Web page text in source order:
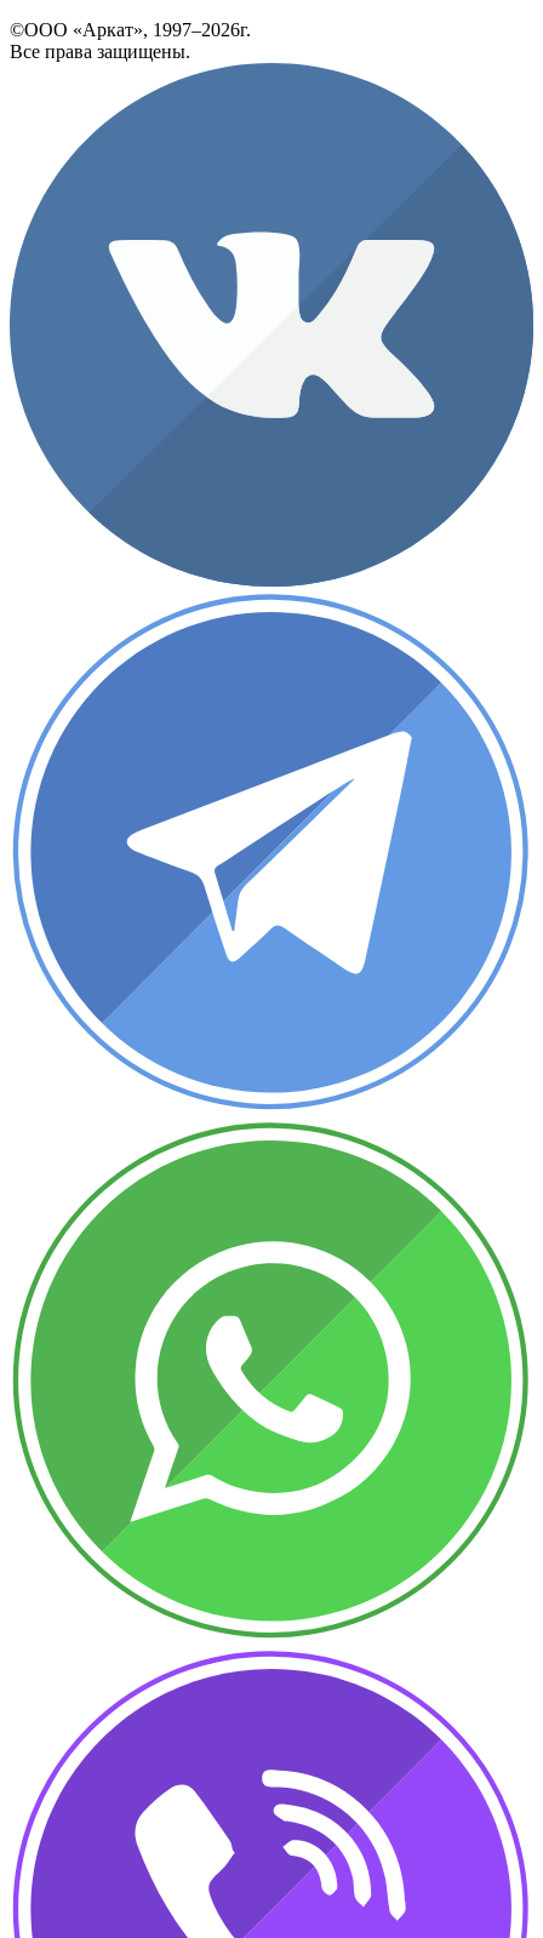
©ООО «Аркат», 1997–2026г.
Все права защищены.